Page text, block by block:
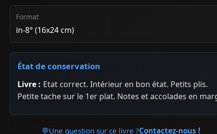
Format
in-8° (16x24 cm)
État de conservation
Livre : Etat correct. Intérieur en bon état. Petits plis.
Petite tache sur le 1er plat. Notes et accolades en
💬Une question sur ce livre ?Contactez-nous !